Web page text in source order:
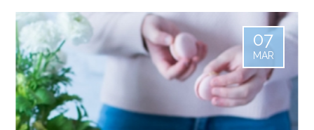
07
MAR